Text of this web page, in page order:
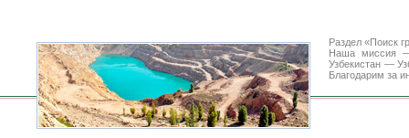
Раздел «Поиск
Наша миссия —
Узбекистан —
Благодарим за